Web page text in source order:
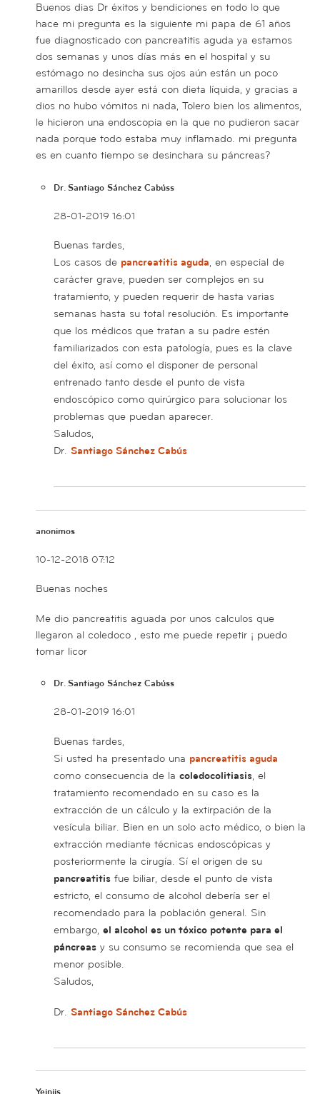
Buenos dias Dr éxitos y bendiciones en todo lo que
hace mi pregunta es la siguiente mi papa de 61 años
fue diagnosticado con pancreatitis aguda ya estamos
dos semanas y unos días más en el hospital y su
estómago no desincha sus ojos aún están un poco
amarillos desde ayer está con dieta líquida, y gracias a
dios no hubo vómitos ni nada, Tolero bien los alimentos,
le hicieron una endoscopia en la que no pudieron sacar
nada porque todo estaba muy inflamado. mi pregunta
es en cuanto tiempo se desinchara su páncreas?
Dr. Santiago Sánchez Cabúss
28-01-2019 16:01
Buenas tardes,
Los casos de pancreatitis aguda, en especial de
carácter grave, pueden ser complejos en su
tratamiento, y pueden requerir de hasta varias
semanas hasta su total resolución. Es importante
que los médicos que tratan a su padre estén
familiarizados con esta patología, pues es la clave
del éxito, así como el disponer de personal
entrenado tanto desde el punto de vista
endoscópico como quirúrgico para solucionar los
problemas que puedan aparecer.
Saludos,
Dr. Santiago Sánchez Cabús
anonimos
10-12-2018 07:12
Buenas noches
Me dio pancreatitis aguada por unos calculos que
llegaron al coledoco , esto me puede repetir ¡ puedo
tomar licor
Dr. Santiago Sánchez Cabúss
28-01-2019 16:01
Buenas tardes,
Si usted ha presentado una pancreatitis aguda
como consecuencia de la coledocolitiasis, el
tratamiento recomendado en su caso es la
extracción de un cálculo y la extirpación de la
vesícula biliar. Bien en un solo acto médico, o bien la
extracción mediante técnicas endoscópicas y
posteriormente la cirugía. Sí el origen de su
pancreatitis fue biliar, desde el punto de vista
estricto, el consumo de alcohol debería ser el
recomendado para la población general. Sin
embargo, el alcohol es un tóxico potente para el
páncreas y su consumo se recomienda que sea el
menor posible.
Saludos,
Dr. Santiago Sánchez Cabús